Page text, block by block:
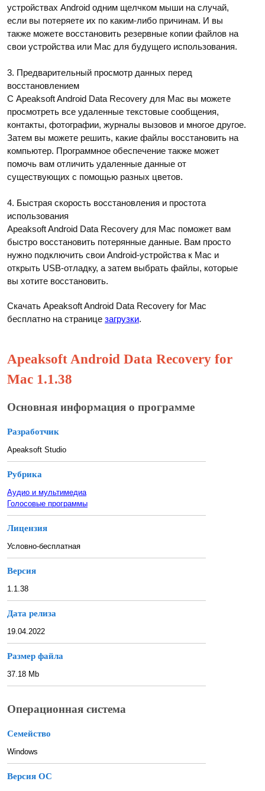
устройствах Android одним щелчком мыши на случай,
если вы потеряете их по каким-либо причинам. И вы
также можете восстановить резервные копии файлов на
свои устройства или Mac для будущего использования.
3. Предварительный просмотр данных перед
восстановлением
С Apeaksoft Android Data Recovery для Mac вы можете
просмотреть все удаленные текстовые сообщения,
контакты, фотографии, журналы вызовов и многое другое.
Затем вы можете решить, какие файлы восстановить на
компьютер. Программное обеспечение также может
помочь вам отличить удаленные данные от
существующих с помощью разных цветов.
4. Быстрая скорость восстановления и простота
использования
Apeaksoft Android Data Recovery для Mac поможет вам
быстро восстановить потерянные данные. Вам просто
нужно подключить свои Android-устройства к Mac и
открыть USB-отладку, а затем выбрать файлы, которые
вы хотите восстановить.
Скачать Apeaksoft Android Data Recovery for Mac
бесплатно на странице загрузки.
Apeaksoft Android Data Recovery for
Mac 1.1.38
Основная информация о программе
Разработчик
Apeaksoft Studio
Рубрика
Аудио и мультимедиа
Голосовые программы
Лицензия
Условно-бесплатная
Версия
1.1.38
Дата релиза
19.04.2022
Размер файла
37.18 Mb
Операционная система
Семейство
Windows
Версия ОС